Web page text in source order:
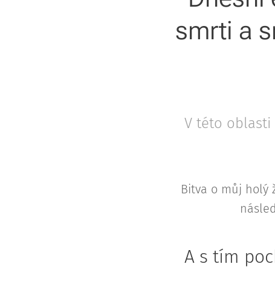
smrti a
V této oblasti
Bitva o můj holý
A s tím